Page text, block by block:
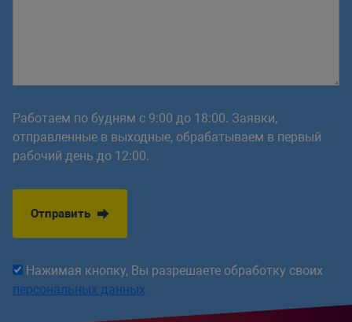
Работаем по будням с 9:00 до 18:00. Заявки,
отправленные в выходные, обрабатываем в первый
рабочий день до 12:00.
Отправить
Нажимая кнопку, Вы разрешаете обработку своих
персональных данных